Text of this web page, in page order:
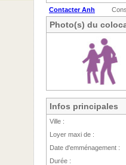
Contacter Anh
Photo(s) du
Infos principales
Ville :
Loyer maxi de :
Date d'emménagement :
Durée :